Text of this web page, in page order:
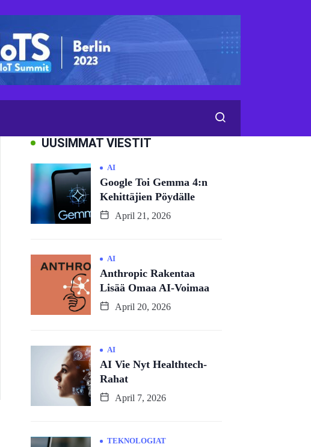
UUSIMMAT VIESTIT
AI
Google Toi Gemma 4:n
Kehittäjien Pöydälle
April 21, 2026
AI
Anthropic Rakentaa
Lisää Omaa AI-Voimaa
April 20, 2026
AI
AI Vie Nyt Healthtech-
Rahat
April 7, 2026
TEKNOLOGIAT